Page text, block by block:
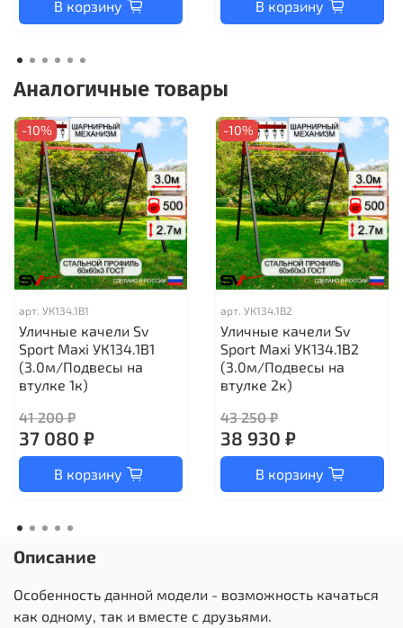
В корзину В корзину
Аналогичные товары
-10%
арт. УК134.1В1
Уличные качели Sv
Sport Maxi УК134.1В1
(3.0м/Подвесы на
втулке 1к)
41 200 ₽
37 080 ₽
В корзину
-10%
арт. УК134.1В2
Уличные качели Sv
Sport Maxi УК134.1В2
(3.0м/Подвесы на
втулке 2к)
43 250 ₽
38 930 ₽
В корзину
Описание
Особенность данной модели - возможность качаться
как одному, так и вместе с друзьями.